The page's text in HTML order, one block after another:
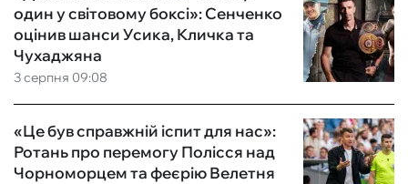
3 серпня 09:08
один у світовому боксі»: Сенченко
оцінив шанси Усика, Кличка та
Чухаджяна
«Це був справжній іспит для нас»:
Ротань про перемогу Полісся над
Чорноморцем та феєрію Велетня